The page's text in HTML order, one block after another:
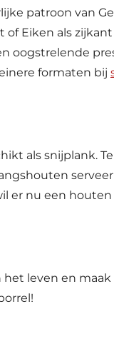
patroon van
Eiken als
oogstrelende
formaten bij
als snijplank.
er nu een
leven en